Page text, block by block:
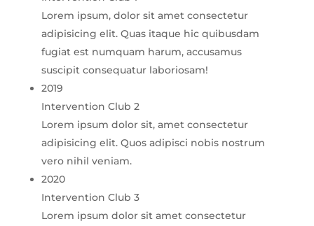
Lorem ipsum, dolor sit amet consectetur
adipisicing elit. Quas itaque hic quibusdam
fugiat est numquam harum, accusamus
suscipit consequatur laboriosam!
2019
Intervention Club 2
Lorem ipsum dolor sit, amet consectetur
adipisicing elit. Quos adipisci nobis nostrum
vero nihil veniam.
2020
Intervention Club 3
Lorem ipsum dolor sit amet consectetur